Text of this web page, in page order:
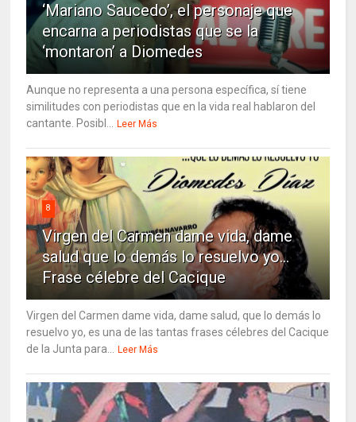
‘Mariano Saucedo’, el personaje que
encarna a periodistas que se la
‘montaron’ a Diomedes
Aunque no representa a una persona específica, sí tiene
similitudes con periodistas que en la vida real hablaron del
cantante. Posibl... Leer Más
8
Virgen del Carmen dame vida, dame
salud que lo demás lo resuelvo yo…
Frase célebre del Cacique
Virgen del Carmen dame vida, dame salud, que lo demás lo
resuelvo yo, es una de las tantas frases célebres del Cacique
de la Junta para... Leer Más